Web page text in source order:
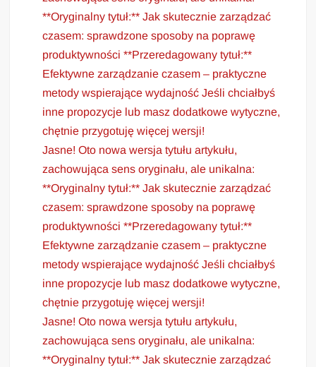
**Oryginalny tytuł:** Jak skutecznie zarządzać
czasem: sprawdzone sposoby na poprawę
produktywności **Przeredagowany tytuł:**
Efektywne zarządzanie czasem – praktyczne
metody wspierające wydajność Jeśli chciałbyś
inne propozycje lub masz dodatkowe wytyczne,
chętnie przygotuję więcej wersji!
Jasne! Oto nowa wersja tytułu artykułu,
zachowująca sens oryginału, ale unikalna:
**Oryginalny tytuł:** Jak skutecznie zarządzać
czasem: sprawdzone sposoby na poprawę
produktywności **Przeredagowany tytuł:**
Efektywne zarządzanie czasem – praktyczne
metody wspierające wydajność Jeśli chciałbyś
inne propozycje lub masz dodatkowe wytyczne,
chętnie przygotuję więcej wersji!
Jasne! Oto nowa wersja tytułu artykułu,
zachowująca sens oryginału, ale unikalna:
**Oryginalny tytuł:** Jak skutecznie zarządzać